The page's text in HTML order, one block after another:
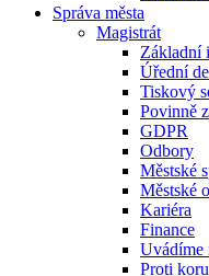
Správa města
Magistrát
Základní
Úřední
Tiskový
Povinně
GDPR
Odbory
Městské
Městské
Kariéra
Finance
Uvádíme
Proti